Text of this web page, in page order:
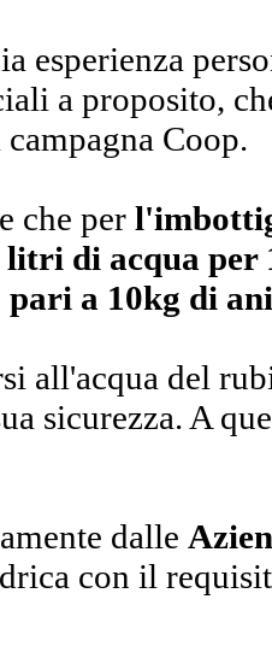
esperienza
a proposito,
Coop.
che per
litri di acqua per
pari a 10kg di
all'acqua del
sicurezza. A
dalle
con il